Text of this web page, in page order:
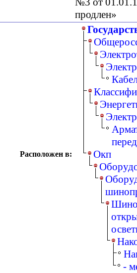
продлен»
Расположен в:
Окп
-